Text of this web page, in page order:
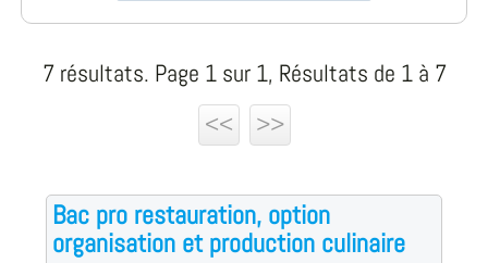
7 résultats. Page 1 sur 1, Résultats de 1 à 7
<<
>>
Bac pro restauration, option
organisation et production culinaire